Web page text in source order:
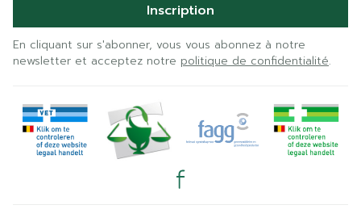
Inscription
En cliquant sur s'abonner, vous vous abonnez à notre
newsletter et acceptez notre politique de confidentialité.